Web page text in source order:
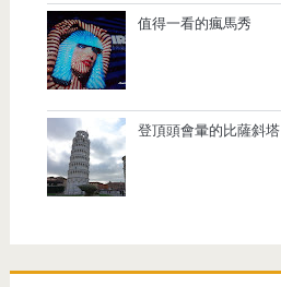
值得一看的瘋馬秀
登頂頭會暈的比薩斜塔